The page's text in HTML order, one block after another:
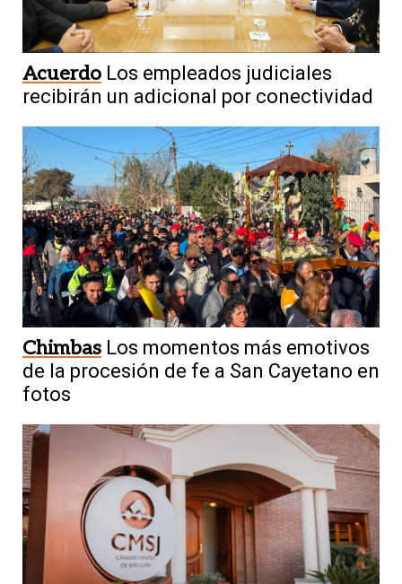
Acuerdo Los empleados judiciales
recibirán un adicional por conectividad
Chimbas Los momentos más emotivos
de la procesión de fe a San Cayetano en
fotos